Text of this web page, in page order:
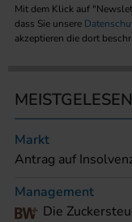
Mit dem Klick auf
dass Sie unsere
akzeptieren die dort
MEISTGELESEN
Markt
Antrag auf
Management
Die